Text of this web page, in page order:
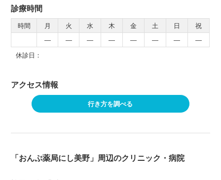
診療時間
時間 月 火 水 木 金 土 日
祝
―
― ― ― ― ― ―
―
休診日：
アクセス情報
行き方を調べる
「おんぷ薬局にし美野」周辺のクリニック・病院